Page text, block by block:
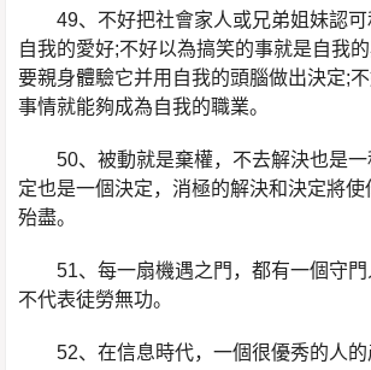
49、不好把社會家人或兄弟姐妹認可
自我的愛好;不好以為搞笑的事就是自我
要親身體驗它并用自我的頭腦做出決定;
事情就能夠成為自我的職業。
50、被動就是棄權，不去解決也是一
定也是一個決定，消極的解決和決定將
殆盡。
51、每一扇機遇之門，都有一個守門
不代表徒勞無功。
52、在信息時代，一個很優秀的人的